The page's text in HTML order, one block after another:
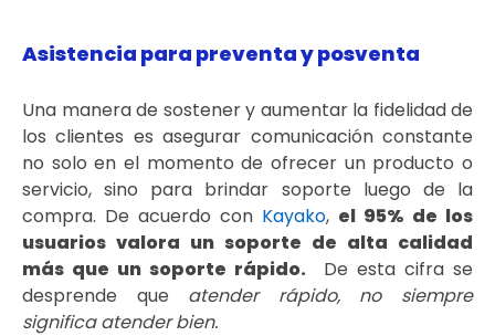
Asistencia para preventa y posventa
Una manera de sostener y aumentar la fidelidad de
los clientes es asegurar comunicación constante
no solo en el momento de ofrecer un producto o
servicio, sino para brindar soporte luego de la
compra. De acuerdo con Kayako, el 95% de los
usuarios valora un soporte de alta calidad
más que un soporte rápido. De esta cifra se
desprende que atender rápido, no siempre
significa atender bien.